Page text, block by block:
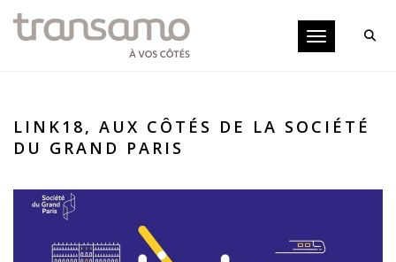
Toggle
LINK18, AUX CÔTÉS DE LA SOCIÉTÉ
DU GRAND PARIS
Panneau de gestion des cookies